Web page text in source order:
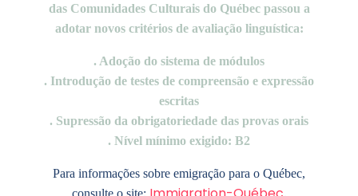
das Comunidades Culturais do Québec passou a
adotar novos critérios de avaliação linguística:
. Adoção do sistema de módulos
. Introdução de testes de compreensão e expressão
escritas
. Supressão da obrigatoriedade das provas orais
. Nível mínimo exigido: B2
Para informações sobre emigração para o Québec,